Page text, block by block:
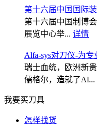
第十六届中国国际
第十六届中国制博
展览中心举... 详情
Alfa-sys对刀仪-为专
瑞士血统，欧洲新
儒格尔，造就了Al...
我要买刀具
怎样找货